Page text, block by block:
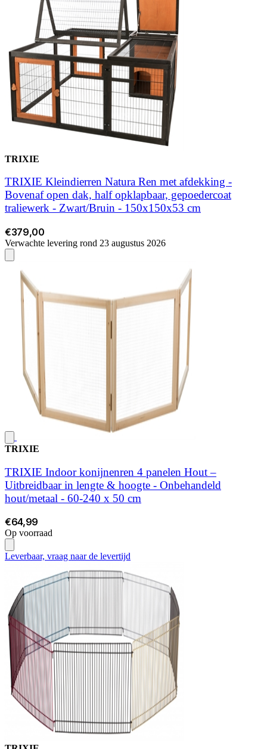
TRIXIE
TRIXIE Kleindierren Natura Ren met afdekking -
Bovenaf open dak, half opklapbaar, gepoedercoat
traliewerk - Zwart/Bruin - 150x150x53 cm
€379,00
Verwachte levering rond 23 augustus 2026
TRIXIE
TRIXIE Indoor konijnenren 4 panelen Hout –
Uitbreidbaar in lengte & hoogte - Onbehandeld
hout/metaal - 60-240 x 50 cm
€64,99
Op voorraad
Leverbaar, vraag naar de levertijd